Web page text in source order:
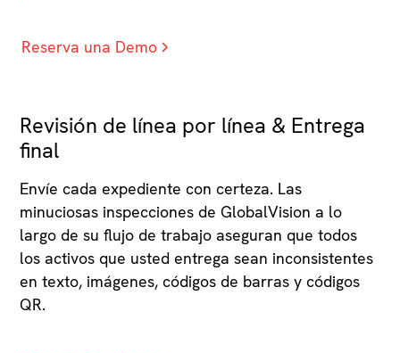
Reserva una Demo
Revisión de línea por línea & Entrega
final
Envíe cada expediente con certeza. Las
minuciosas inspecciones de GlobalVision a lo
largo de su flujo de trabajo aseguran que todos
los activos que usted entrega sean inconsistentes
en texto, imágenes, códigos de barras y códigos
QR.